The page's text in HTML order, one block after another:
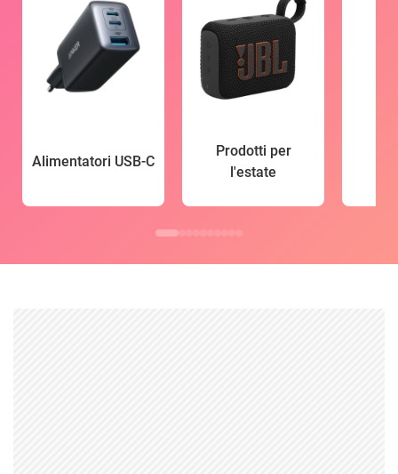
Alimentatori USB-C
Prodotti per
l'estate